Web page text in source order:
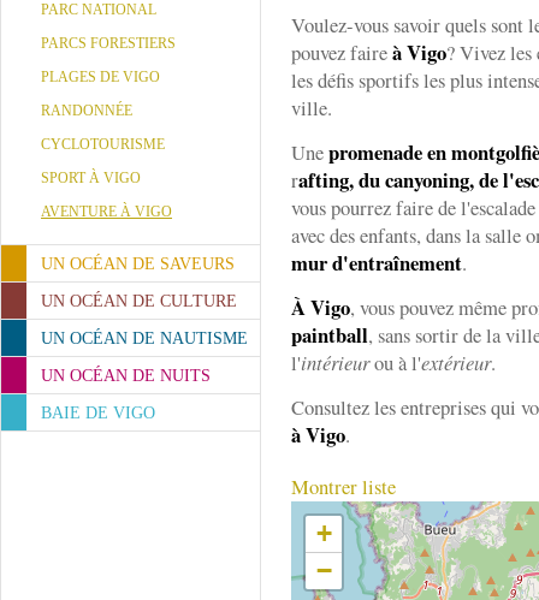
PARC NATIONAL
PARCS FORESTIERS
PLAGES DE VIGO
RANDONNÉE
CYCLOTOURISME
SPORT À VIGO
AVENTURE À VIGO
UN OCÉAN DE SAVEURS
UN OCÉAN DE CULTURE
UN OCÉAN DE NAUTISME
UN OCÉAN DE NUITS
BAIE DE VIGO
Voulez-vous savoir quels sont
pouvez faireà Vigo? Vivez les
les défis sportifs les plus
ville.
Unepromenade en
rafting, du canyoning, de
vous pourrez faire de
avec des enfants, dans la salle
mur d'entraînement.
À Vigo, vous pouvez même
paintball, sans sortir de la
l'intérieurou à l'extérieur.
Consultez les entreprises qui
à Vigo.
Montrer liste
+
−